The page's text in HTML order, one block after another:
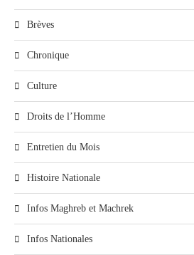
Brèves
Chronique
Culture
Droits de l’Homme
Entretien du Mois
Histoire Nationale
Infos Maghreb et Machrek
Infos Nationales